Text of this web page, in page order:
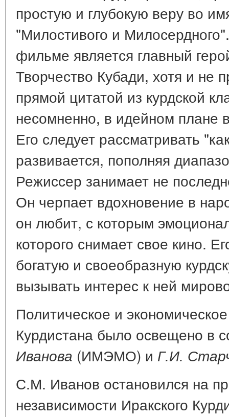
простую и глубокую веру во
"Милостивого и
фильме является главный
Творчество Кубади, хотя и не
прямой цитатой из курдской
несомненно, в идейном плане
Его следует рассматривать
развивается, пополняя
Режиссер занимает не
Он черпает вдохновение в
он любит, с которым
которого снимает свое кино.
богатую и своеобразную
вызывать интерес к ней
Политическое и
Курдистана было освещено в
Иванова (ИМЭМО) и Г.И.
С.М. Иванов остановился на
независимости Иракского